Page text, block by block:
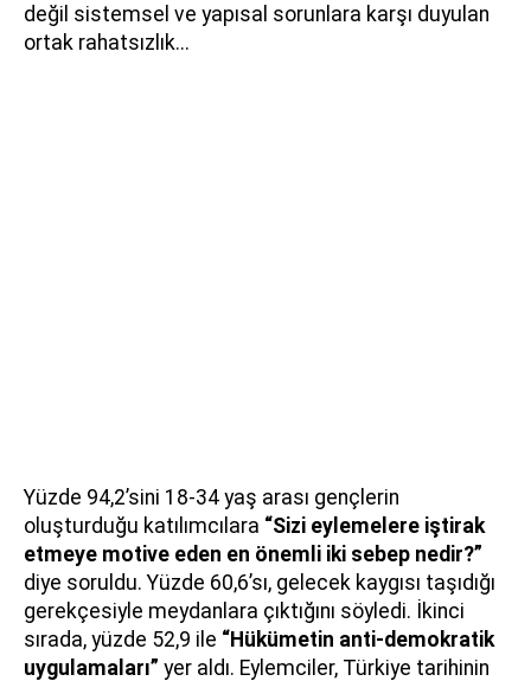
değil sistemsel ve yapısal sorunlara karşı duyulan
ortak rahatsızlık...
Yüzde 94,2’sini 18-34 yaş arası gençlerin
oluşturduğu katılımcılara “Sizi eylemelere iştirak
etmeye motive eden en önemli iki sebep nedir?”
diye soruldu. Yüzde 60,6’sı, gelecek kaygısı taşıdığı
gerekçesiyle meydanlara çıktığını söyledi. İkinci
sırada, yüzde 52,9 ile “Hükümetin anti-demokratik
uygulamaları” yer aldı. Eylemciler, Türkiye tarihinin